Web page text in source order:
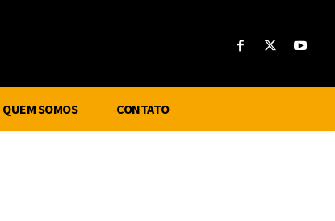
QUEM SOMOS CONTATO